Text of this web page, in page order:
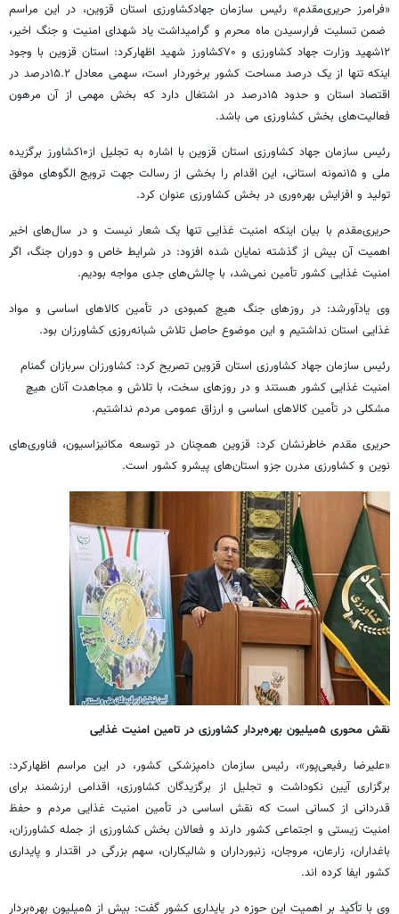
«فرامرز حریری‌مقدم» رئیس سازمان جهادکشاورزی استان قزوین، در این مراسم
ضمن تسلیت فرارسیدن ماه محرم و گرامیداشت یاد شهدای امنیت و جنگ اخیر،
۱۲شهید وزارت جهاد کشاورزی و ۷۰کشاورز شهید اظهارکرد: استان قزوین با وجود
اینکه تنها از یک درصد مساحت کشور برخوردار است، سهمی معادل ۱۵.۲درصد در
اقتصاد استان و حدود ۱۵درصد در اشتغال دارد که بخش مهمی از آن مرهون
فعالیت‌های بخش کشاورزی می باشد.
رئیس سازمان جهاد کشاورزی استان قزوین با اشاره به تجلیل از۱۰کشاورز برگزیده
ملی و ۱۵نمونه استانی، این اقدام را بخشی از رسالت جهت ترویج الگوهای موفق
تولید و افزایش بهره‌وری در بخش کشاورزی عنوان کرد.
حریری‌مقدم با بیان اینکه امنیت غذایی تنها یک شعار نیست و در سال‌های اخیر
اهمیت آن بیش از گذشته نمایان شده افزود: در شرایط خاص و دوران جنگ، اگر
امنیت غذایی کشور تأمین نمی‌شد، با چالش‌های جدی مواجه بودیم.
وی یادآورشد: در روزهای جنگ هیچ کمبودی در تأمین کالاهای اساسی و مواد
غذایی استان نداشتیم و این موضوع حاصل تلاش شبانه‌روزی کشاورزان بود.
رئیس سازمان جهاد کشاورزی استان قزوین تصریح کرد: کشاورزان سربازان گمنام
امنیت غذایی کشور هستند و در روزهای سخت، با تلاش و مجاهدت آنان هیچ
مشکلی در تأمین کالاهای اساسی و ارزاق عمومی مردم نداشتیم.
حریری مقدم خاطرنشان کرد: قزوین همچنان در توسعه مکانیزاسیون، فناوری‌های
نوین و کشاورزی مدرن جزو استان‌های پیشرو کشور است.
نقش محوری ۵
میلیون بهره‌بردار کشاورزی در تامین امنیت غذایی
«علیرضا رفیعی‌پور»، رئیس سازمان دامپزشکی کشور، در این مراسم اظهارکرد:
برگزاری آیین نکوداشت و تجلیل از برگزیدگان کشاورزی، اقدامی ارزشمند برای
قدردانی از کسانی است که نقش اساسی در تأمین امنیت غذایی مردم و حفظ
امنیت زیستی و اجتماعی کشور دارند و فعالان بخش کشاورزی از جمله کشاورزان،
باغداران، زارعان، مروجان، زنبورداران و شالیکاران، سهم بزرگی در اقتدار و پایداری
کشور ایفا کرده اند.
وی با تأکید بر اهمیت این حوزه در پایداری کشور گفت: بیش از ۵میلیون بهره‌بردار